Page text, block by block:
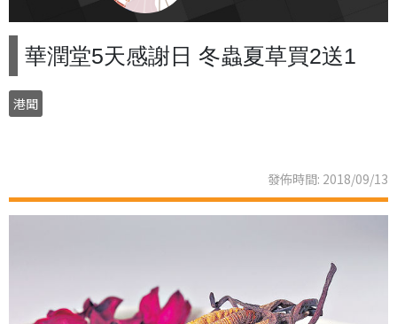
華潤堂5天感謝日 冬蟲夏草買2送1
港聞
發佈時間: 2018/09/13